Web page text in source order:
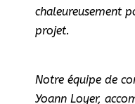
chaleureusement
projet.
Notre équipe de
Yoann Loyer,